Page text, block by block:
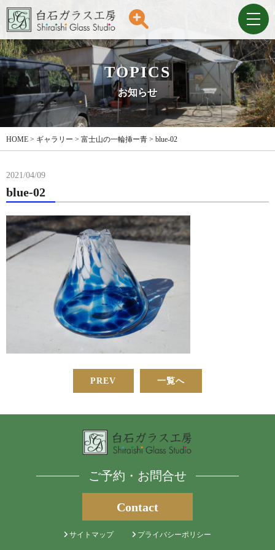
TOPICS
お知らせ
HOME > ギャラリー > 富士山の一輪挿ー青 > blue-02
2021/04/09
blue-02
PREV 一覧へ
ご予約・お問合せ
Contact
サイトマップ プライバシーポリシー